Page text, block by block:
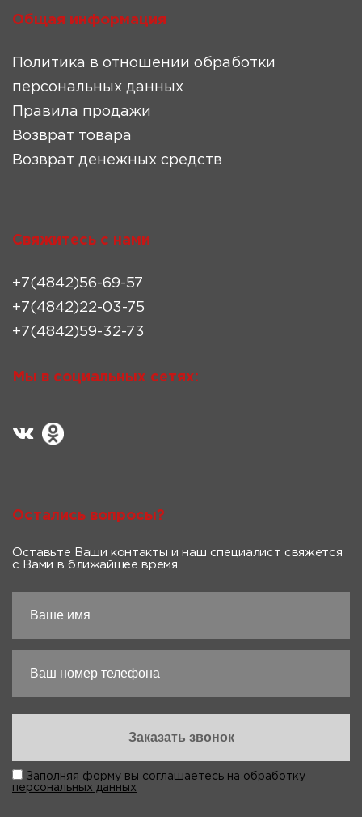
Общая информация
Политика в отношении обработки
персональных данных
Правила продажи
Возврат товара
Возврат денежных средств
Свяжитесь с нами
+7(4842)56-69-57
+7(4842)22-03-75
+7(4842)59-32-73
Мы в социальных сетях:
Остались вопросы?
Оставьте Ваши контакты и наш специалист свяжется
с Вами в ближайшее время
Заполняя форму вы соглашаетесь на обработку
персональных данных